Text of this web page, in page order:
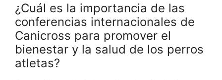
¿Cuál es la importancia de las
conferencias internacionales de
Canicross para promover el
bienestar y la salud de los perros
atletas?